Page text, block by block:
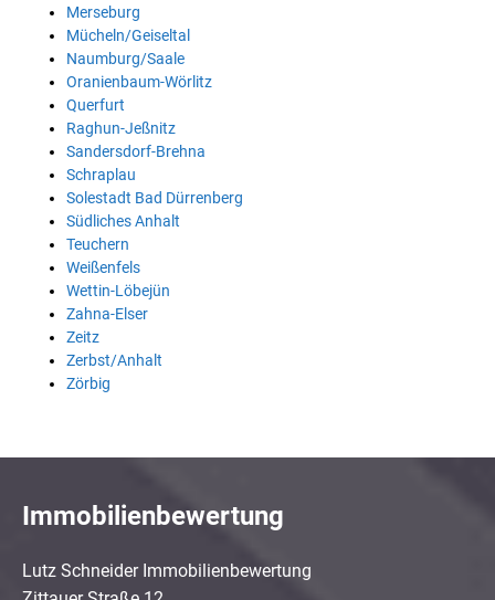
Merseburg
Mücheln/Geiseltal
Naumburg/Saale
Oranienbaum-Wörlitz
Querfurt
Raghun-Jeßnitz
Sandersdorf-Brehna
Schraplau
Solestadt Bad Dürrenberg
Südliches Anhalt
Teuchern
Weißenfels
Wettin-Löbejün
Zahna-Elser
Zeitz
Zerbst/Anhalt
Zörbig
Immobilienbewertung
Lutz Schneider Immobilienbewertung